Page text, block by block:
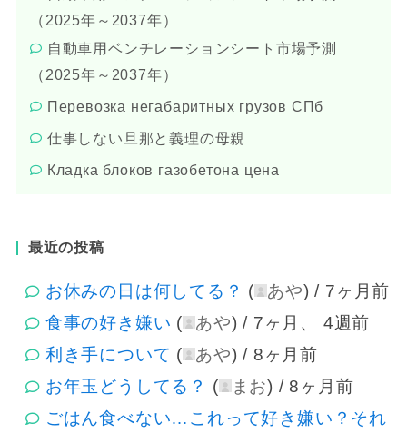
（2025年～2037年）
自動車用ベンチレーションシート市場予測
（2025年～2037年）
Перевозка негабаритных грузов СПб
仕事しない旦那と義理の母親
Кладка блоков газобетона цена
最近の投稿
お休みの日は何してる？ ( あや) / 7ヶ月前
食事の好き嫌い ( あや) / 7ヶ月、 4週前
利き手について ( あや) / 8ヶ月前
お年玉どうしてる？
( まお) /8ヶ月前
ごはん食べない…これって好き嫌い？それ